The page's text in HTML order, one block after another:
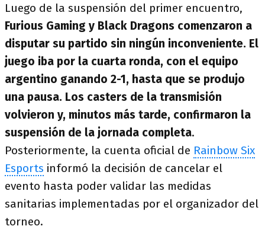
Luego de la suspensión del primer encuentro,
Furious Gaming y Black Dragons comenzaron a
disputar su partido sin ningún inconveniente. El
juego iba por la cuarta ronda, con el equipo
argentino ganando 2-1, hasta que se produjo
una pausa. Los casters de la transmisión
volvieron y, minutos más tarde, confirmaron la
suspensión de la jornada completa.
Posteriormente, la cuenta oficial de Rainbow Six
Esports informó la decisión de cancelar el
evento hasta poder validar las medidas
sanitarias implementadas por el organizador del
torneo.